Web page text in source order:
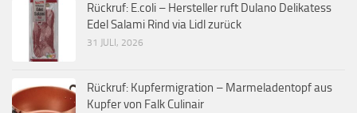
Rückruf: E.coli – Hersteller ruft Dulano Delikatess
Edel Salami Rind via Lidl zurück
31 JULI, 2026
Rückruf: Kupfermigration – Marmeladentopf aus
Kupfer von Falk Culinair